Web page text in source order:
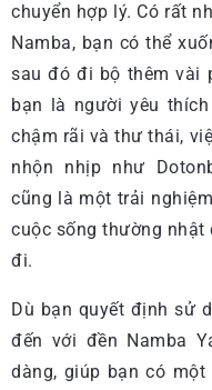
chuyển hợp lý. Có rất
Namba, bạn có thể
sau đó đi bộ thêm vài
bạn là người yêu
chậm rãi và thư thái,
nhộn nhịp như
cũng là một trải
cuộc sống thường nhật
đi.
Dù bạn quyết định sử
đến với đền Namba
dàng, giúp bạn có